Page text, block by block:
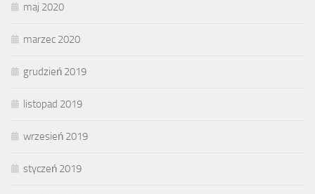
maj 2020
marzec 2020
grudzień 2019
listopad 2019
wrzesień 2019
styczeń 2019